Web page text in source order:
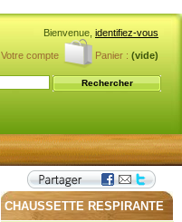
Bienvenue, identifiez-vous
Panier : (vide)
Votre compte
CHAUSSETTE RESPIRANTE